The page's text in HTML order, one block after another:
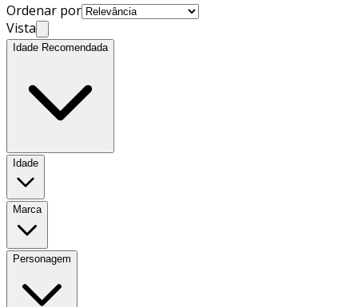
Ordenar por
Vista
Idade Recomendada
Idade
Marca
Personagem